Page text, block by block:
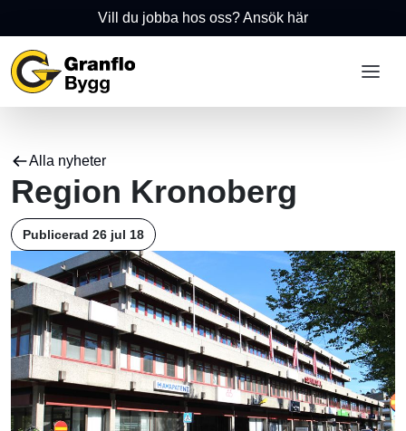
Vill du jobba hos oss? Ansök här
Alla nyheter
Region Kronoberg
Publicerad 26 jul 18